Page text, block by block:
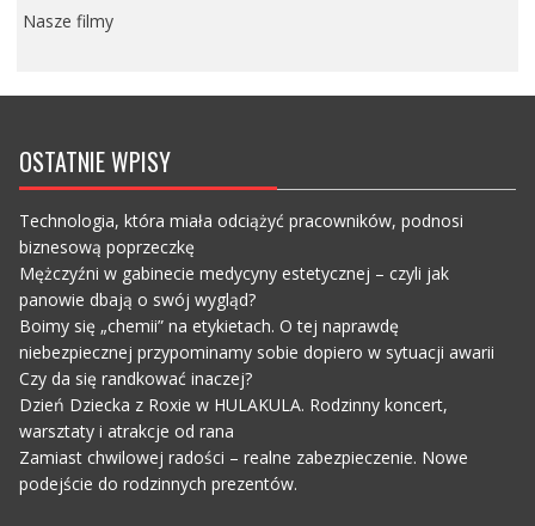
Nasze filmy
OSTATNIE WPISY
Technologia, która miała odciążyć pracowników, podnosi
biznesową poprzeczkę
Mężczyźni w gabinecie medycyny estetycznej – czyli jak
panowie dbają o swój wygląd?
Boimy się „chemii” na etykietach. O tej naprawdę
niebezpiecznej przypominamy sobie dopiero w sytuacji awarii
Czy da się randkować inaczej?
Dzień Dziecka z Roxie w HULAKULA. Rodzinny koncert,
warsztaty i atrakcje od rana
Zamiast chwilowej radości – realne zabezpieczenie. Nowe
podejście do rodzinnych prezentów.